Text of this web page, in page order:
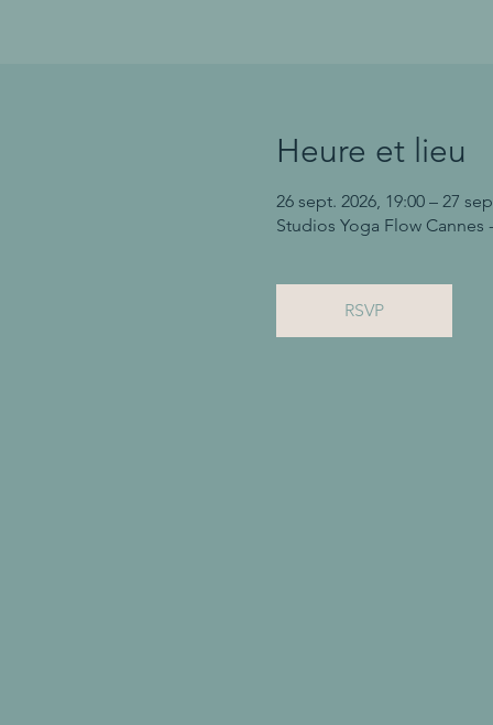
Heure et lieu
26 sept. 2026, 19:00 – 27
Studios Yoga Flow Cannes
RSVP